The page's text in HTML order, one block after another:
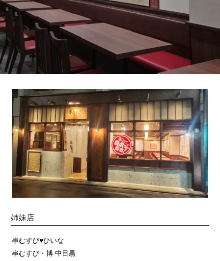
姉妹店
串むすび♥ひいな
串むすび・博 中目黒